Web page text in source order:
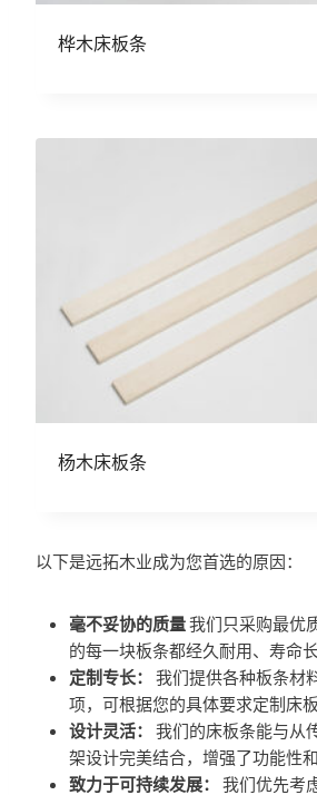
桦木床板条
杨木床板条
以下是远拓木业成为您首选的原因：
毫不妥协的质量我们只采购最优
的每一块板条都经久耐用、寿命
定制专长：
我们提供各种板条材
项，可根据您的具体要求定制床板
设计灵活：
我们的床板条能与从
架设计完美结合，增强了功能性和
致力于可持续发展：
我们优先考